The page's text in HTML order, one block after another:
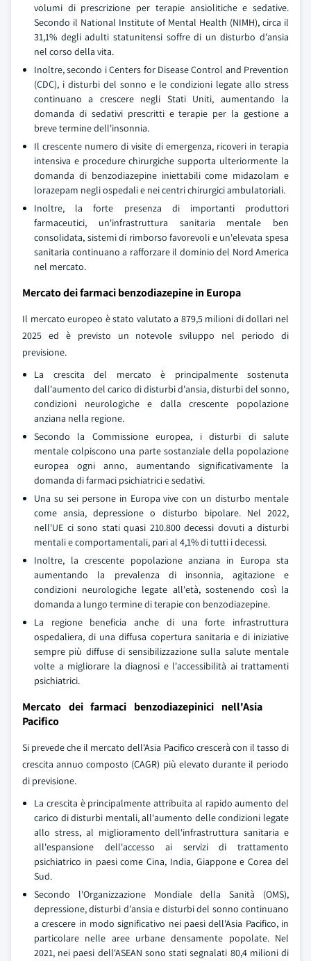
volumi di prescrizione per terapie ansiolitiche e sedative.
Secondo il National Institute of Mental Health (NIMH), circa il
31,1% degli adulti statunitensi soffre di un disturbo d'ansia
nel corso della vita.
Inoltre, secondo i Centers for Disease Control and Prevention
(CDC), i disturbi del sonno e le condizioni legate allo stress
continuano a crescere negli Stati Uniti, aumentando la
domanda di sedativi prescritti e terapie per la gestione a
breve termine dell'insonnia.
Il crescente numero di visite di emergenza, ricoveri in terapia
intensiva e procedure chirurgiche supporta ulteriormente la
domanda di benzodiazepine iniettabili come midazolam e
lorazepam negli ospedali e nei centri chirurgici ambulatoriali.
Inoltre, la forte presenza di importanti produttori
farmaceutici, un'infrastruttura sanitaria mentale ben
consolidata, sistemi di rimborso favorevoli e un'elevata spesa
sanitaria continuano a rafforzare il dominio del Nord America
nel mercato.
Mercato dei farmaci benzodiazepine in Europa
Il mercato europeo è stato valutato a 879,5 milioni di dollari nel
2025 ed è previsto un notevole sviluppo nel periodo di
previsione.
La crescita del mercato è principalmente sostenuta
dall'aumento del carico di disturbi d'ansia, disturbi del sonno,
condizioni neurologiche e dalla crescente popolazione
anziana nella regione.
Secondo la Commissione europea, i disturbi di salute
mentale colpiscono una parte sostanziale della popolazione
europea ogni anno, aumentando significativamente la
domanda di farmaci psichiatrici e sedativi.
Una su sei persone in Europa vive con un disturbo mentale
come ansia, depressione o disturbo bipolare. Nel 2022,
nell'UE ci sono stati quasi 210.800 decessi dovuti a disturbi
mentali e comportamentali, pari al 4,1% di tutti i decessi.
Inoltre, la crescente popolazione anziana in Europa sta
aumentando la prevalenza di insonnia, agitazione e
condizioni neurologiche legate all'età, sostenendo così la
domanda a lungo termine di terapie con benzodiazepine.
La regione beneficia anche di una forte infrastruttura
ospedaliera, di una diffusa copertura sanitaria e di iniziative
sempre più diffuse di sensibilizzazione sulla salute mentale
volte a migliorare la diagnosi e l'accessibilità ai trattamenti
psichiatrici.
Mercato dei farmaci benzodiazepinici nell'Asia
Pacifico
Si prevede che il mercato dell'Asia Pacifico crescerà con il tasso di
crescita annuo composto (CAGR) più elevato durante il periodo
di previsione.
La crescita è principalmente attribuita al rapido aumento del
carico di disturbi mentali, all'aumento delle condizioni legate
allo stress, al miglioramento dell'infrastruttura sanitaria e
all'espansione dell'accesso ai servizi di trattamento
psichiatrico in paesi come Cina, India, Giappone e Corea del
Sud.
Secondo l'Organizzazione Mondiale della Sanità (OMS),
depressione, disturbi d'ansia e disturbi del sonno continuano
a crescere in modo significativo nei paesi dell'Asia Pacifico, in
particolare nelle aree urbane densamente popolate. Nel
2021, nei paesi dell'ASEAN sono stati segnalati 80,4 milioni di